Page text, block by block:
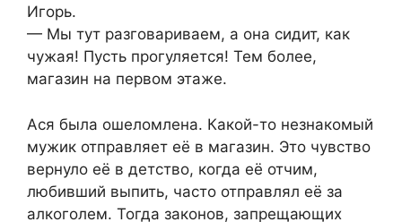
Игорь.
— Мы тут разговариваем, а она сидит, как
чужая! Пусть прогуляется! Тем более,
магазин на первом этаже.
Ася была ошеломлена. Какой-то незнакомый
мужик отправляет её в магазин. Это чувство
вернуло её в детство, когда её отчим,
любивший выпить, часто отправлял её за
алкоголем. Тогда законов, запрещающих